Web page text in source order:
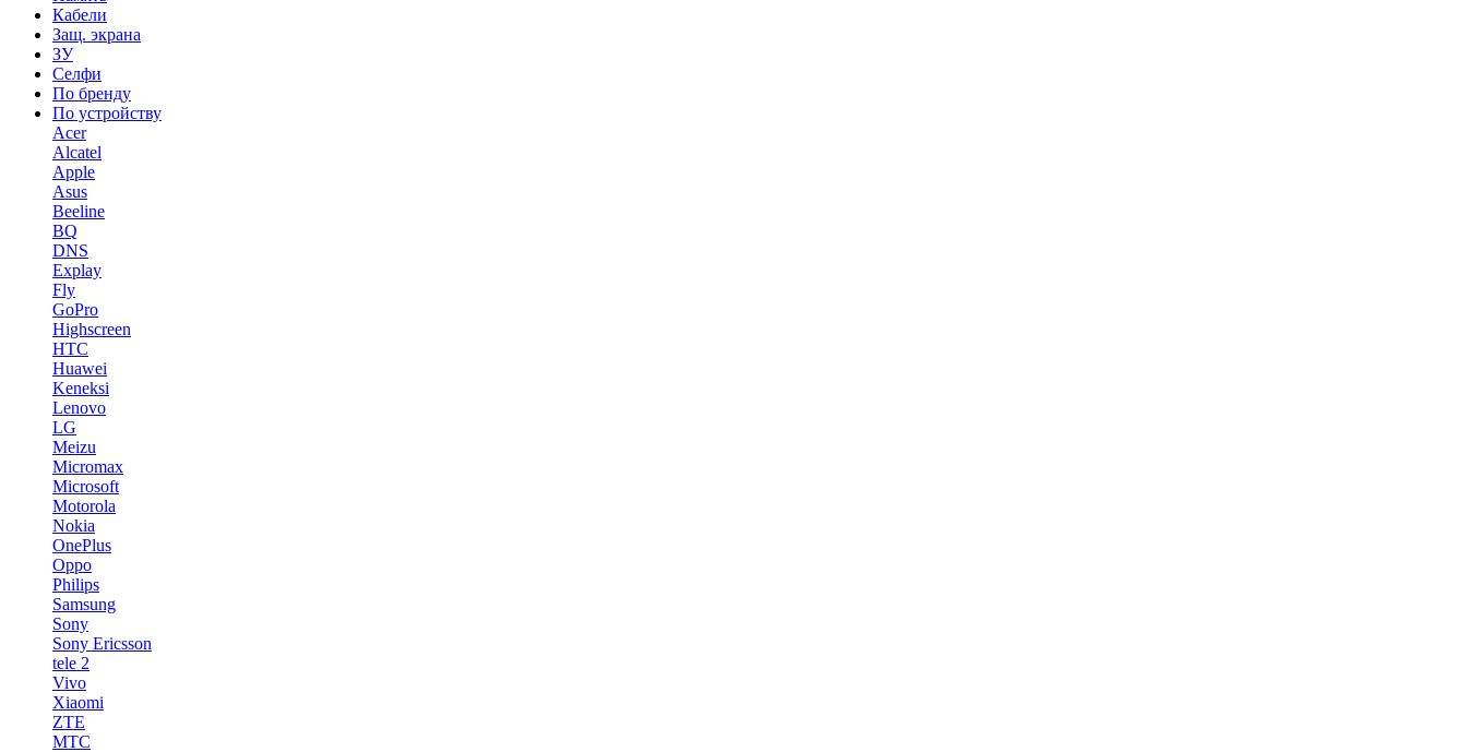
Кабели
Защ. экрана
ЗУ
Селфи
По бренду
По устройству
Acer
Alcatel
Apple
Asus
Beeline
BQ
DNS
Explay
Fly
GoPro
Highscreen
HTC
Huawei
Keneksi
Lenovo
LG
Meizu
Micromax
Microsoft
Motorola
Nokia
OnePlus
Oppo
Philips
Samsung
Sony
Sony Ericsson
tele 2
Vivo
Xiaomi
ZTE
МТС